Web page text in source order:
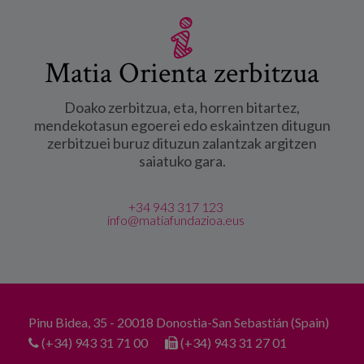
Matia Orienta zerbitzua
Doako zerbitzua, eta, horren bitartez,
mendekotasun egoerei edo eskaintzen ditugun
zerbitzuei buruz dituzun zalantzak argitzen
saiatuko gara.
+34 943 317 123
info@matiafundazioa.eus
Pinu Bidea, 35 - 20018 Donostia-San Sebastián (Spain)
(+34) 943 31 71 00
(+34) 943 31 27 01